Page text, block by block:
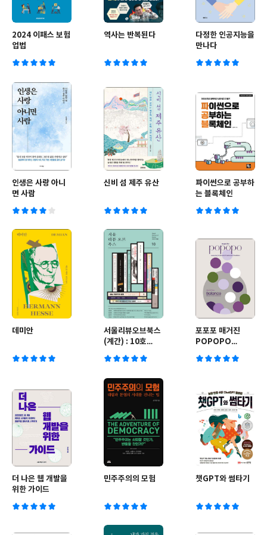
2024 이패스 보험
업법
역사는 반복된다
다정한 인공지능을
만나다
인생은 사랑 아니
면 사람
신비 섬 제주 유산
파이썬으로 공부하
는 블록체인
데미안
서울리뷰오브북스
(계간) : 10호
포포포 매거진
POPOPO
간) : Issue
더 나은 웹 개발을
위한 가이드
민주주의의 모험 챗GPT와 썸타기